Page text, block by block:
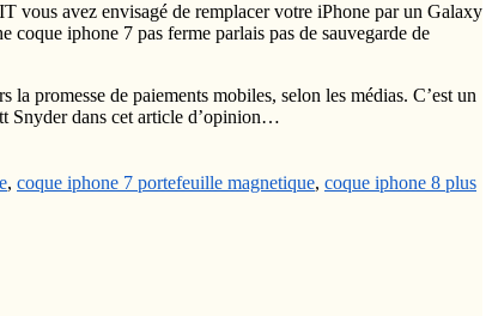
vous avez envisagé de remplacer votre iPhone par un Galaxy
iphone 7 pas ferme parlais pas de sauvegarde de
promesse de paiements mobiles, selon les médias. C’est un
Snyder dans cet article d’opinion…
, coque iphone 7 portefeuille magnetique, coque iphone 8 plus